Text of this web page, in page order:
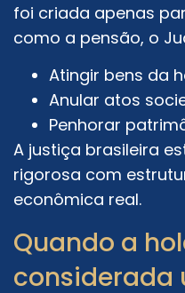
foi criada apenas
como a pensão, o
Atingir bens da
Anular atos
Penhorar
A justiça brasileira
rigorosa com
econômica real.
Quando a
considerada